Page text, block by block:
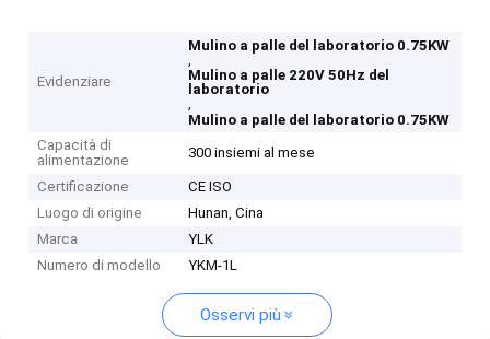
Evidenziare
Mulino a palle del laboratorio 0.75KW
,
Mulino a palle 220V 50Hz del
laboratorio
,
Mulino a palle del laboratorio 0.75KW
Capacità di
alimentazione
300 insiemi al mese
Certificazione
CE ISO
Luogo di origine
Hunan, Cina
Marca
YLK
Numero di modello
YKM-1L
Osservi più